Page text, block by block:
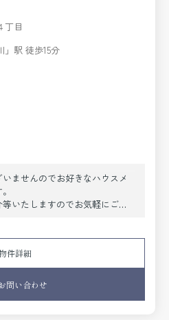
丁目
」駅 徒歩15分
ませんのでお好きなハウスメ
いたしますのでお気軽にご相
件詳細
問い合わせ